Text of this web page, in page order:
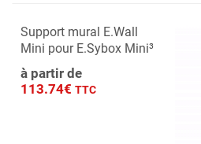
Support mural E.Wall
Mini pour E.Sybox Mini³
à partir de
113.74€ TTC